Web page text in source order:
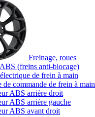
Freinage, roues
(freins anti-blocage)
de frein à main
de commande de frein à main
ABS arrière droit
ABS arrière gauche
ABS avant droit